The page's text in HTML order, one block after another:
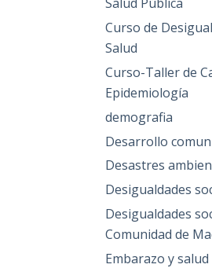
Curso de
Salud
Curso-Taller de
Epidemiología
demografia
Desarrollo
Desastres
Desigualdades
Desigualdades
Comunidad de
Embarazo y